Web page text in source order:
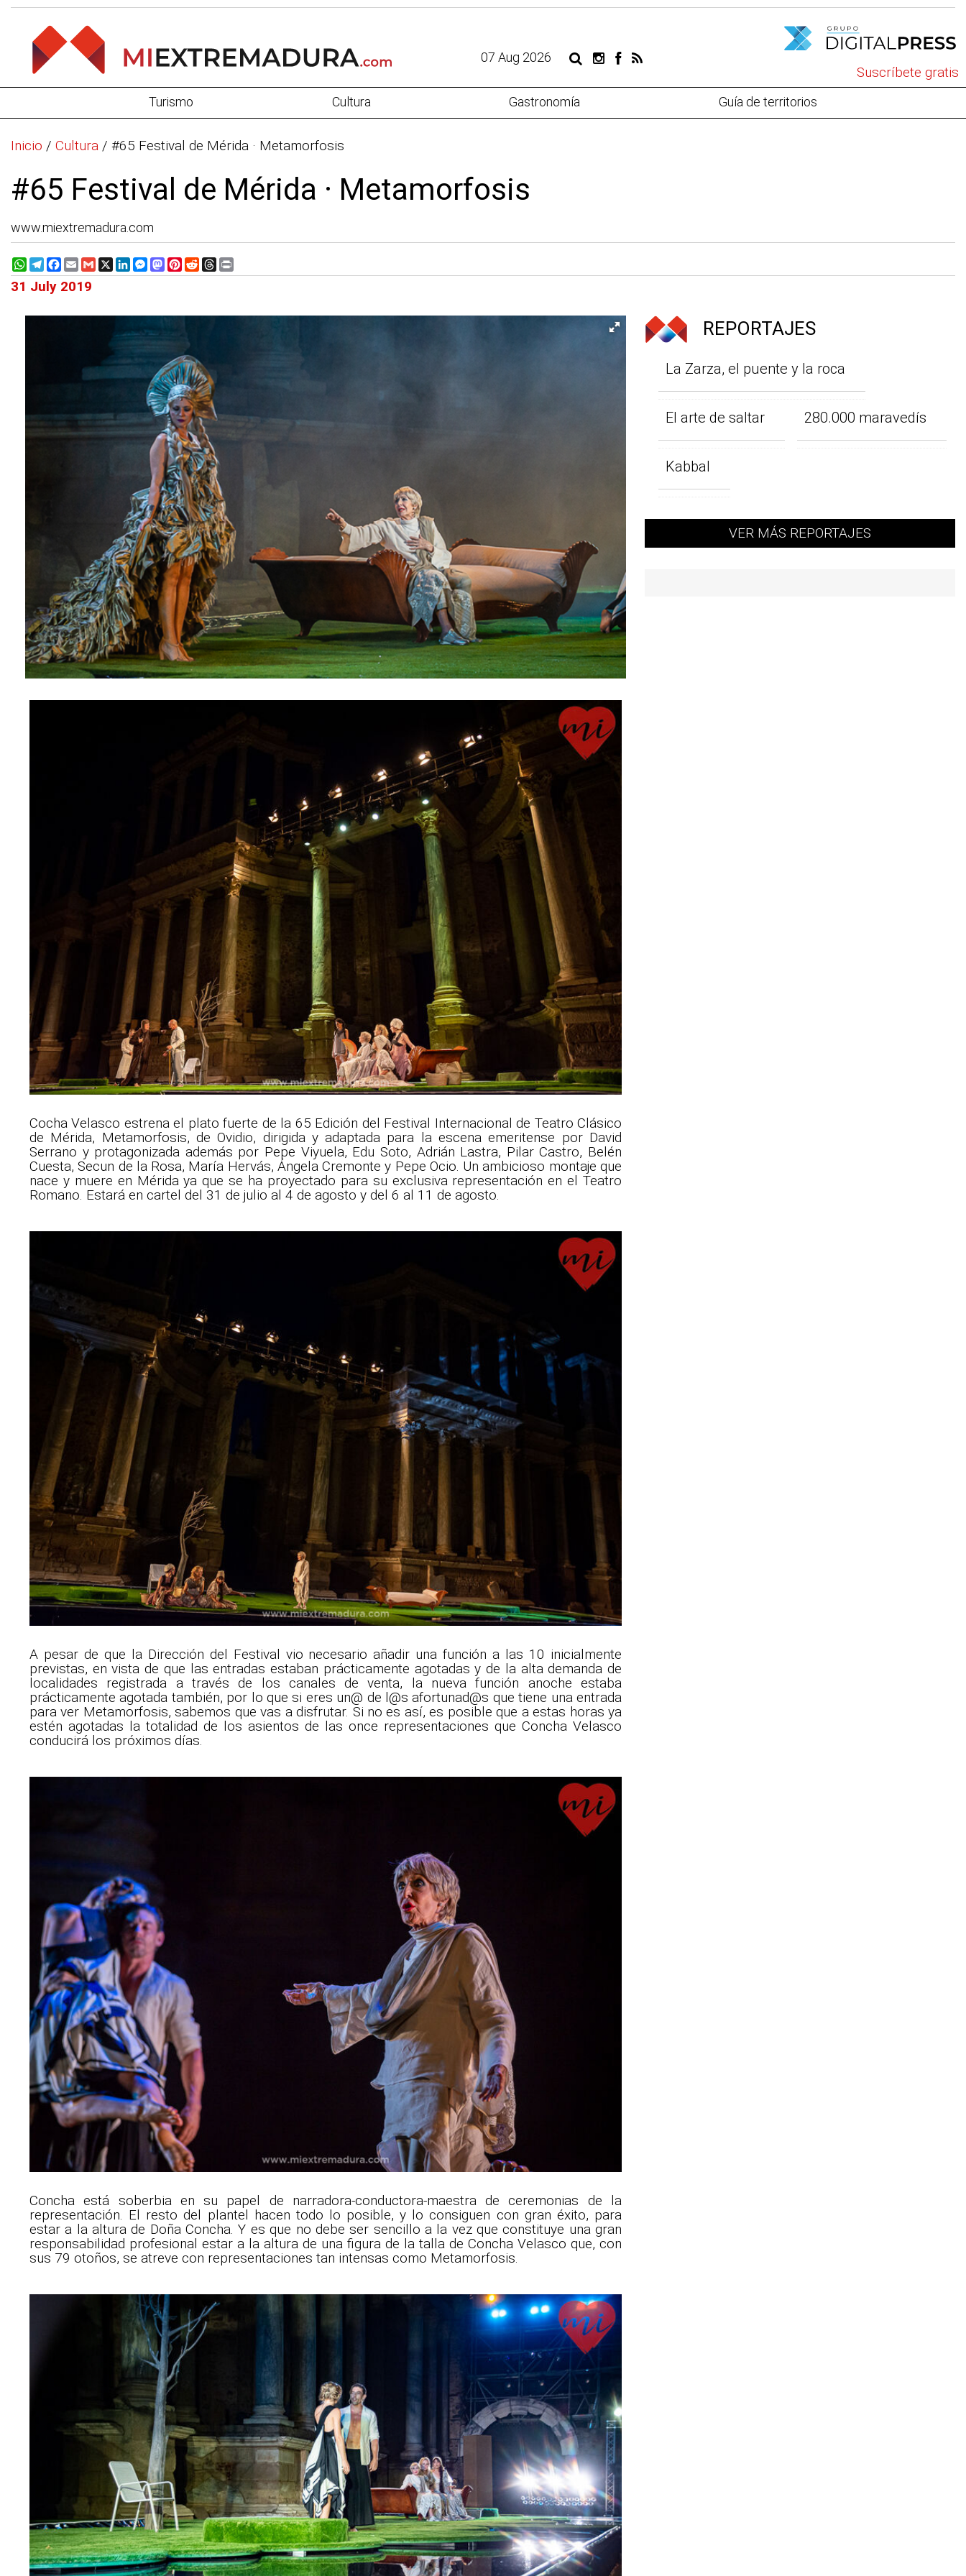
07 Aug 2026
Suscríbete gratis
Turismo Cultura Gastronomía Guía de territorios
Inicio / Cultura / #65 Festival de Mérida · Metamorfosis
#65 Festival de Mérida · Metamorfosis
www.miextremadura.com
WhatsApp
Telegram
Facebook
EmailGmail
X LinkedIn
Messenger
Mastodon
Pinterest
RedditThreads
31 July 2019
Cocha Velasco estrena el plato fuerte de la 65 Edición del Festival Internacional de Teatro Clásico
de Mérida, Metamorfosis, de Ovidio, dirigida y adaptada para la escena emeritense por David
Serrano y protagonizada además por Pepe Viyuela, Edu Soto, Adrián Lastra, Pilar Castro, Belén
Cuesta, Secun de la Rosa, María Hervás, Ángela Cremonte y Pepe Ocio. Un ambicioso montaje que
nace y muere en Mérida ya que se ha proyectado para su exclusiva representación en el Teatro
Romano. Estará en cartel del 31 de julio al 4 de agosto y del 6 al 11 de agosto.
A pesar de que la Dirección del Festival vio necesario añadir una función a las 10 inicialmente
previstas, en vista de que las entradas estaban prácticamente agotadas y de la alta demanda de
localidades registrada a través de los canales de venta, la nueva función anoche estaba
prácticamente agotada también, por lo que si eres un@ de l@s afortunad@s que tiene una entrada
para ver Metamorfosis, sabemos que vas a disfrutar. Si no es así, es posible que a estas horas ya
estén agotadas la totalidad de los asientos de las once representaciones que Concha Velasco
conducirá los próximos días.
Concha está soberbia en su papel de narradora-conductora-maestra de ceremonias de la
representación. El resto del plantel hacen todo lo posible, y lo consiguen con gran éxito, para
estar a la altura de Doña Concha. Y es que no debe ser sencillo a la vez que constituye una gran
responsabilidad profesional estar a la altura de una figura de la talla de Concha Velasco que, con
sus 79 otoños, se atreve con representaciones tan intensas como Metamorfosis.
REPORTAJES
La Zarza, el puente y la roca
El arte de saltar 280.000 maravedís
Kabbal
VER MÁS REPORTAJES